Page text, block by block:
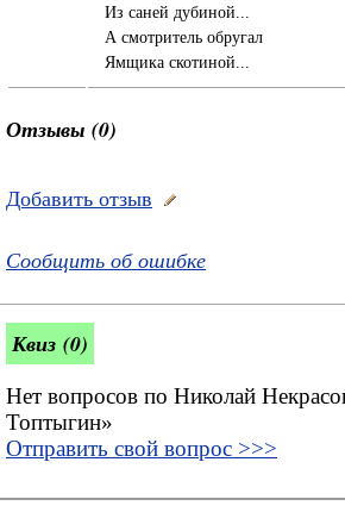
Из саней дубиной...
А смотритель обругал
Ямщика скотиной...
Отзывы (0)
Добавить отзыв
Сообщить об ошибке
Квиз (0)
Нет вопросов по Николай
Топтыгин»
Отправить свой вопрос >>>